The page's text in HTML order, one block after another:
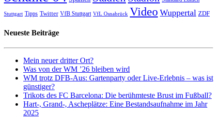
Stuttgart Tipps Twitter VfB Stuttgart VfL Osnabrück Video Wuppertal ZDF
Neueste Beiträge
Mein neuer dritter Ort?
Was von der WM ’26 bleiben wird
WM trotz DFB-Aus: Gartenparty oder Live-Erlebnis – was ist
günstiger?
Trikots des FC Barcelona: Die berühmteste Brust im Fußball?
Hart-, Grand-, Ascheplätze: Eine Bestandsaufnahme im Jahr
2025